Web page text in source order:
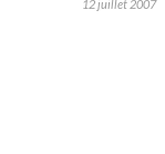
12 juillet 2007